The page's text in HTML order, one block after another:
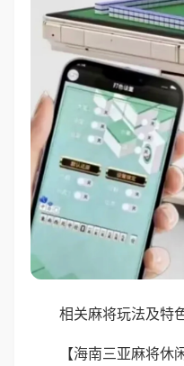
相关麻将玩法及特
【海南三亚麻将